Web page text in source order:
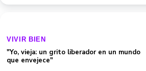
VIVIR BIEN
"Yo, vieja: un grito liberador en un mundo
que envejece"